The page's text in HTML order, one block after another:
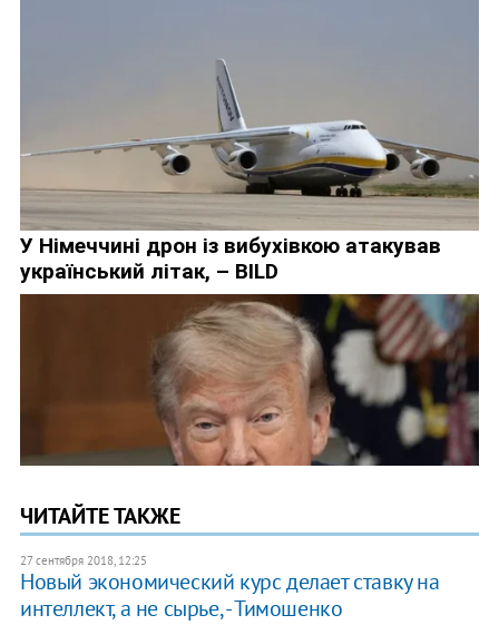
ЧИТАЙТЕ ТАКЖЕ
27 сентября 2018, 12:25
Новый экономический курс делает ставку на
интеллект, а не сырье, - Тимошенко